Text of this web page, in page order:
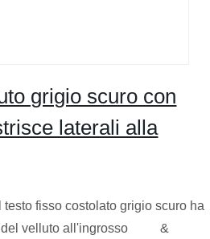
grigio scuro con
laterali alla
fisso costolato grigio scuro ha
del velluto all'ingrosso &